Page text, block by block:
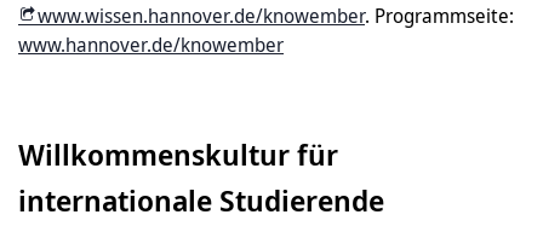
www.wissen.hannover.de/knowember. Programmseite:
www.hannover.de/knowember
Willkommenskultur für
internationale Studierende